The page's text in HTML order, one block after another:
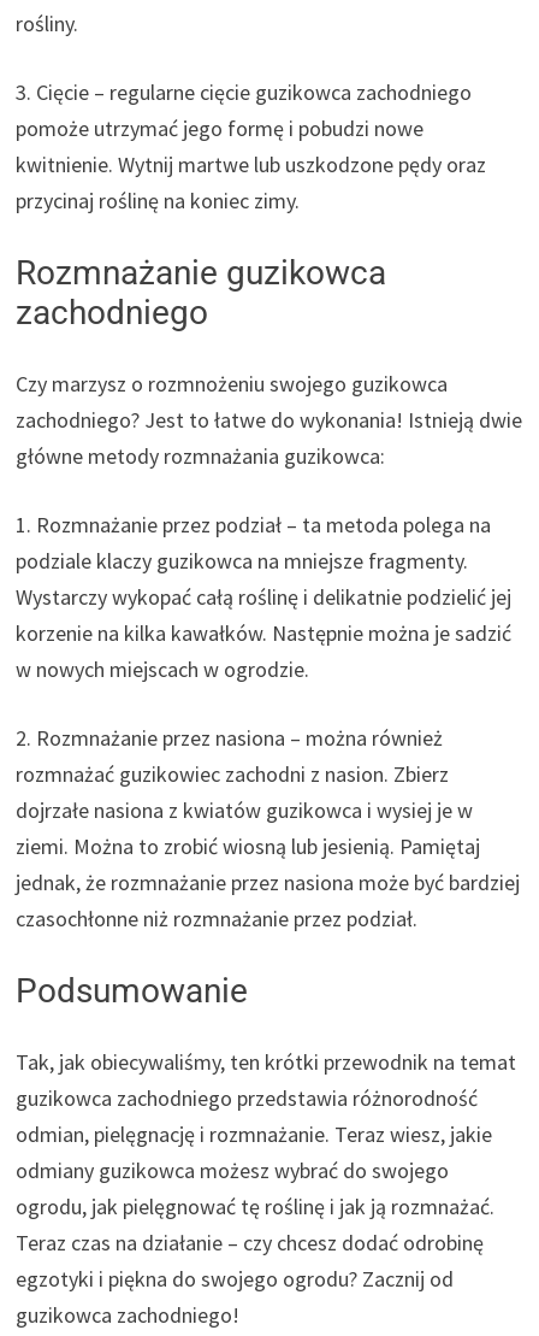
rośliny.
3. Cięcie – regularne cięcie guzikowca zachodniego
pomoże utrzymać jego formę i pobudzi nowe
kwitnienie. Wytnij martwe lub uszkodzone pędy oraz
przycinaj roślinę na koniec zimy.
Rozmnażanie guzikowca
zachodniego
Czy marzysz o rozmnożeniu swojego guzikowca
zachodniego? Jest to łatwe do wykonania! Istnieją dwie
główne metody rozmnażania guzikowca:
1. Rozmnażanie przez podział – ta metoda polega na
podziale klaczy guzikowca na mniejsze fragmenty.
Wystarczy wykopać całą roślinę i delikatnie podzielić jej
korzenie na kilka kawałków. Następnie można je sadzić
w nowych miejscach w ogrodzie.
2. Rozmnażanie przez nasiona – można również
rozmnażać guzikowiec zachodni z nasion. Zbierz
dojrzałe nasiona z kwiatów guzikowca i wysiej je w
ziemi. Można to zrobić wiosną lub jesienią. Pamiętaj
jednak, że rozmnażanie przez nasiona może być bardziej
czasochłonne niż rozmnażanie przez podział.
Podsumowanie
Tak, jak obiecywaliśmy, ten krótki przewodnik na temat
guzikowca zachodniego przedstawia różnorodność
odmian, pielęgnację i rozmnażanie. Teraz wiesz, jakie
odmiany guzikowca możesz wybrać do swojego
ogrodu, jak pielęgnować tę roślinę i jak ją rozmnażać.
Teraz czas na działanie – czy chcesz dodać odrobinę
egzotyki i piękna do swojego ogrodu? Zacznij od
guzikowca zachodniego!